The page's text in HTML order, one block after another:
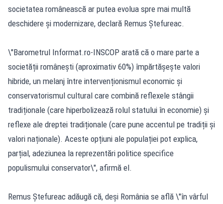
societatea românească ar putea evolua spre mai multă
deschidere și modernizare, declară Remus Ștefureac.
\"Barometrul Informat.ro-INSCOP arată că o mare parte a
societății românești (aproximativ 60%) împărtășește valori
hibride, un melanj între intervenționismul economic și
conservatorismul cultural care combină reflexele stângii
tradiționale (care hiperbolizează rolul statului în economie) și
reflexe ale dreptei tradiționale (care pune accentul pe tradiții și
valori naționale). Aceste opțiuni ale populației pot explica,
parțial, adeziunea la reprezentări politice specifice
populismului conservator\", afirmă el.
Remus Ștefureac adăugă că, deși România se află \"în vârful